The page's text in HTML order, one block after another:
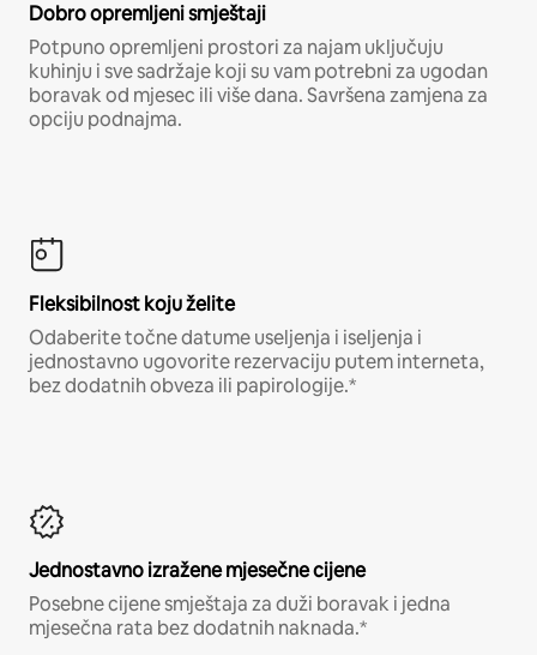
Dobro opremljeni smještaji
Potpuno opremljeni prostori za najam uključuju
kuhinju i sve sadržaje koji su vam potrebni za ugodan
boravak od mjesec ili više dana. Savršena zamjena za
opciju podnajma.
Fleksibilnost koju želite
Odaberite točne datume useljenja i iseljenja i
jednostavno ugovorite rezervaciju putem interneta,
bez dodatnih obveza ili papirologije.*
Jednostavno izražene mjesečne cijene
Posebne cijene smještaja za duži boravak i jedna
mjesečna rata bez dodatnih naknada.*